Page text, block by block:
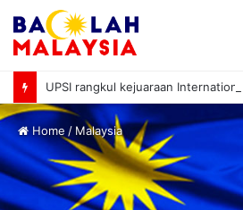
Home / Malaysia